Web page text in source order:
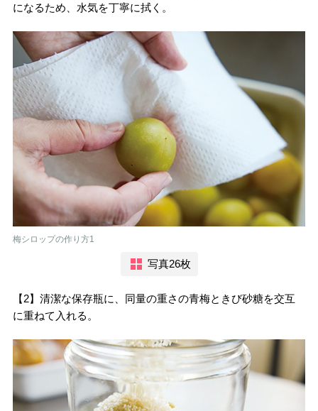
になるため、水気を丁寧に拭く。
梅シロップの作り方1
写真26枚
【2】清潔な保存瓶に、同量の重さの青梅ときび砂糖を交互
に重ねて入れる。